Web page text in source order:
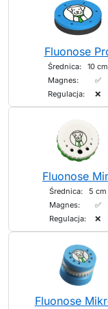
Fluonose
Średnica:
10 cm
Magnes:
✅
Regulacja:
❌
Fluonose
Średnica:
5 cm
Magnes:
✅
Regulacja:
❌
Fluonose